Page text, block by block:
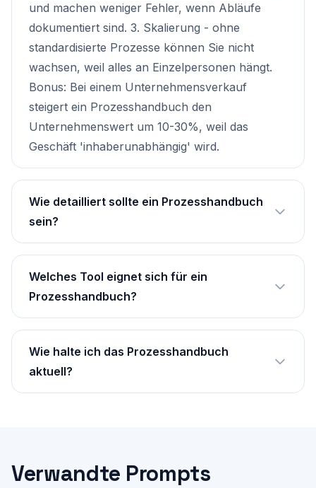
und machen weniger Fehler, wenn Abläufe
dokumentiert sind. 3. Skalierung - ohne
standardisierte Prozesse können Sie nicht
wachsen, weil alles an Einzelpersonen hängt.
Bonus: Bei einem Unternehmensverkauf
steigert ein Prozesshandbuch den
Unternehmenswert um 10-30%, weil das
Geschäft 'inhaberunabhängig' wird.
Wie detailliert sollte ein Prozesshandbuch
sein?
Welches Tool eignet sich für ein
Prozesshandbuch?
Wie halte ich das Prozesshandbuch
aktuell?
Verwandte Prompts